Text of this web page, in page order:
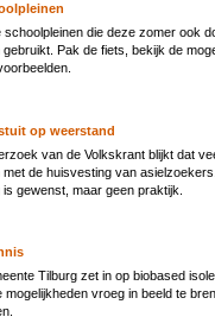
schoolpleinen die deze zomer ook
gebruikt. Pak de fiets, bekijk de
op weerstand
van de Volkskrant blijkt dat
met de huisvesting van
gewenst, maar geen praktijk.
Tilburg zet in op biobased
mogelijkheden vroeg in beeld te